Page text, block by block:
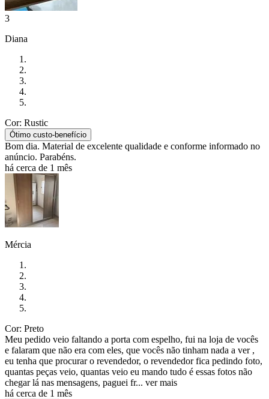
3
Diana
Cor: Rustic
Ótimo custo-benefício
Bom dia. Material de excelente qualidade e conforme informado no
anúncio. Parabéns.
há cerca de 1 mês
Mércia
Cor: Preto
Meu pedido veio faltando a porta com espelho, fui na loja de vocês
e falaram que não era com eles, que vocês não tinham nada a ver ,
eu tenha que procurar o revendedor, o revendedor fica pedindo foto,
quantas peças veio, quantas veio eu mando tudo é essas fotos não
chegar lá nas mensagens, paguei fr... ver mais
há cerca de 1 mês